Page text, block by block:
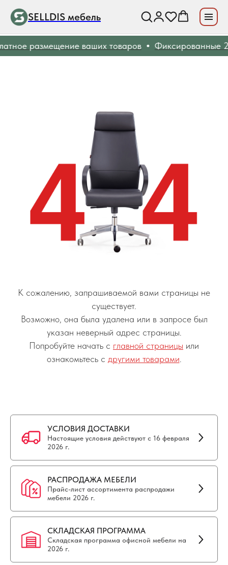
SELLDIS мебель
размещение ваших товаров Фиксированные
К сожалению, запрашиваемой вами страницы не
существует.
Возможно, она была удалена или в запросе был
указан неверный адрес страницы.
Попробуйте начать с главной страницы или
ознакомьтесь с другими товарами
УСЛОВИЯ ДОСТАВКИ
Настоящие условия действуют с 16 февраля
2026 г.
РАСПРОДАЖА МЕБЕЛИ
Прайс-лист ассортимента распродажи
мебели 2026 г.
СКЛАДСКАЯ ПРОГРАММА
Складская программа офисной мебели на
2026 г.